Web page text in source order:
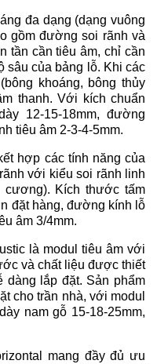
đa dạng (dạng vuông
gồm đường soi rãnh và
tần cần tiêu âm, chỉ cần
sâu của bảng lỗ. Khi các
khoáng, bông thủy
thanh. Với kích chuẩn
12-15-18mm, đường
tiêu âm 2-3-4-5mm.
hợp các tính năng của
với kiểu soi rãnh linh
cương). Kích thước tấm
đặt hàng, đường kính lỗ
âm 3/4mm.
là modul tiêu âm với
và chất liệu được thiết
dàng lắp đặt. Sản phẩm
cho trần nhà, với modul
nam gỗ 15-18-25mm,
mang đầy đủ ưu